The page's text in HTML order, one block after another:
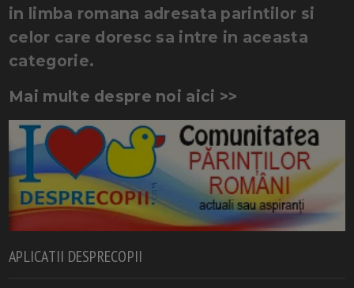
in limba romana adresata parintilor si
celor care doresc sa intre in aceasta
categorie.
Mai multe despre noi aici >>
APLICATII DESPRECOPII